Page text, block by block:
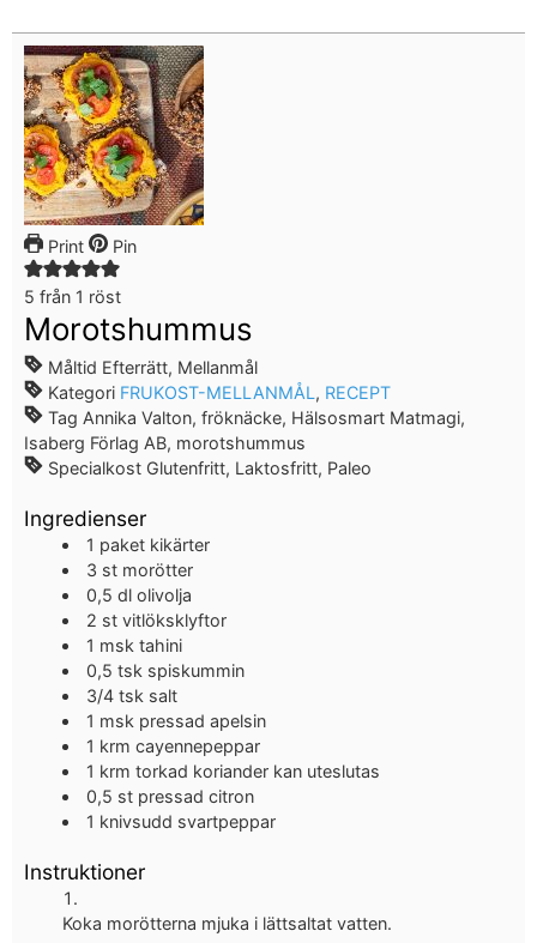
Print Pin
5 från 1 röst
Morotshummus
Måltid Efterrätt, Mellanmål
Kategori FRUKOST-MELLANMÅL , RECEPT
Tag Annika Valton, fröknäcke, Hälsosmart Matmagi,
Isaberg Förlag AB, morotshummus
Specialkost Glutenfritt, Laktosfritt, Paleo
Ingredienser
1 paket kikärter
3 st morötter
0,5 dl olivolja
2 st vitlöksklyftor
1 msk tahini
0,5 tsk spiskummin
3/4 tsk salt
1 msk pressad apelsin
1 krm cayennepeppar
1 krm torkad koriander kan uteslutas
0,5 st pressad citron
1 knivsudd svartpeppar
Instruktioner
Koka morötterna mjuka i lättsaltat vatten.